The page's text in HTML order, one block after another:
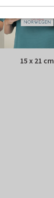
15 x 21 cm